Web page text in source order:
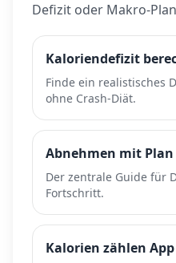
Defizit oder Makro-
Kaloriendefizit
Finde ein realistisches
ohne Crash-Diät.
Abnehmen mit Plan
Der zentrale Guide für
Fortschritt.
Kalorien zählen App